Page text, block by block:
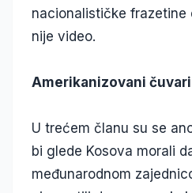
nacionalističke frazetine
nije video.
Amerikanizovani
U trećem članu su se
bi glede Kosova morali
međunarodnom